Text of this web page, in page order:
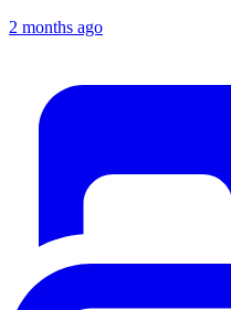
2 months ago